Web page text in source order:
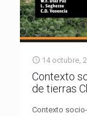
14 octubre,
Contexto
de tierras
Contexto